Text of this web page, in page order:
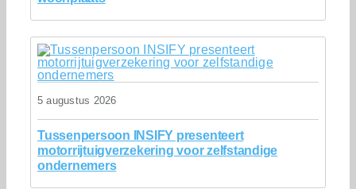
5 augustus 2026
Tussenpersoon INSIFY presenteert
motorrijtuigverzekering voor zelfstandige
ondernemers